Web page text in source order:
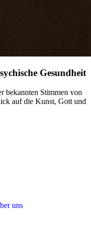
Gesundheit
bekannten Stimmen von
auf die Kunst, Gott und
uns